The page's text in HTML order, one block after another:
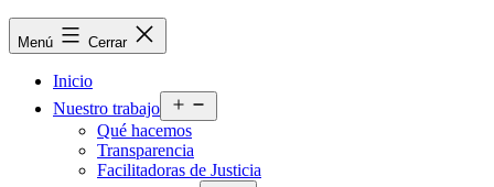
Menú Cerrar
Inicio
Nuestro trabajo
el
Qué hacemos
Transparencia
Facilitadoras de Justicia